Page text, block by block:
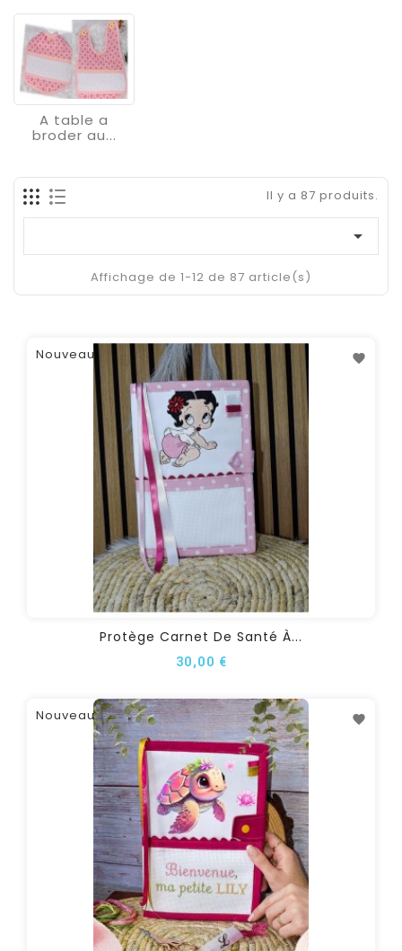
A table a
broder au...
Il y a 87 produits.

Affichage de 1-12 de 87 article(s)
Nouveau
Protège Carnet De Santé À...
30,00 €
Nouveau